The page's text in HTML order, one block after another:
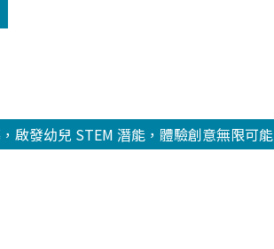
啟發幼兒 STEM 潛能，體驗創意無限可能